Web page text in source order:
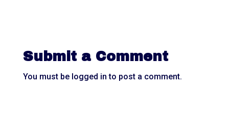
Submit a Comment
You must be logged in to post a comment.